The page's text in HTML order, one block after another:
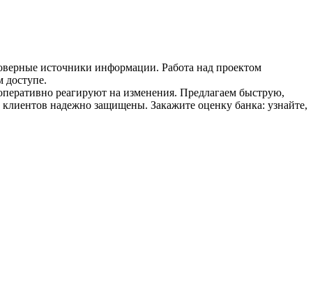
источники информации. Работа над проектом
доступе.
реагируют на изменения. Предлагаем быструю,
надежно защищены. Закажите оценку банка: узнайте,